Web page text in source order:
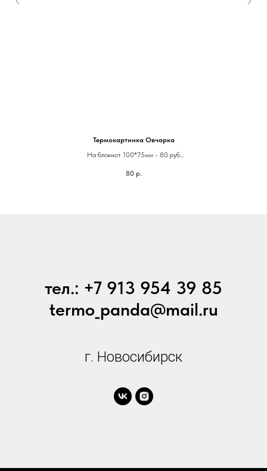
Термокартинка Овчарка
На блокнот 100*75мм - 80 руб
80 р.
тел.: +7 913 954 39 85
termo_panda@mail.ru
г. Новосибирск